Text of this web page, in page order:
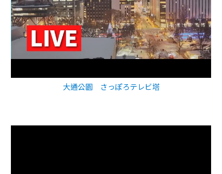
大通公園 さっぽろテレビ塔